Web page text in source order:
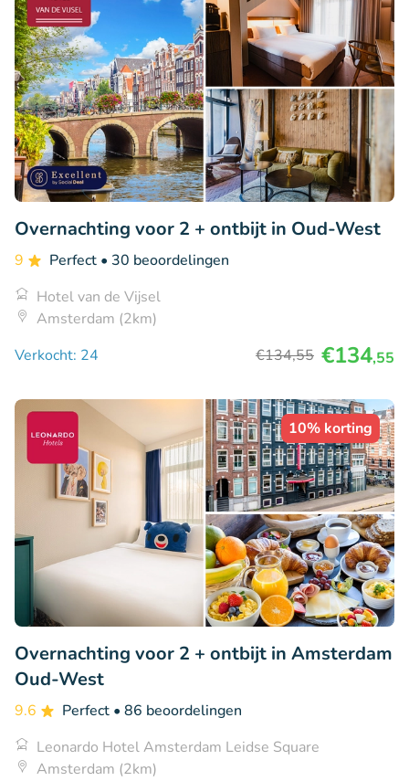
Overnachting voor 2 + ontbijt in Oud-West
9 Perfect • 30 beoordelingen
Hotel van de Vijsel
Amsterdam (2km)
Verkocht: 24
€134,55 €134,55
10% korting
Overnachting voor 2 + ontbijt in Amsterdam
Oud-West
9.6 Perfect • 86 beoordelingen
Leonardo Hotel Amsterdam Leidse Square
Amsterdam (2km)